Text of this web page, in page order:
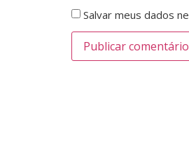
Salvar meus dados